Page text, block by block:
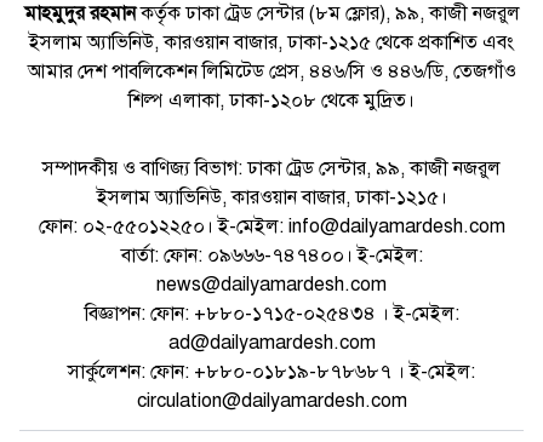
মাহমুদুর রহমানকর্তৃক ঢাকা ট্রেড সেন্টার (৮ম ফ্লোর), ৯৯, কাজী নজরুল
ইসলাম অ্যাভিনিউ, কারওয়ান বাজার, ঢাকা-১২১৫ থেকে প্রকাশিত এবং
আমার দেশ পাবলিকেশন লিমিটেড প্রেস, ৪৪৬/সি ও ৪৪৬/ডি, তেজগাঁও
শিল্প এলাকা, ঢাকা-১২০৮ থেকে মুদ্রিত।
সম্পাদকীয় ও বাণিজ্য বিভাগ: ঢাকা ট্রেড সেন্টার, ৯৯, কাজী নজরুল
ইসলাম অ্যাভিনিউ, কারওয়ান বাজার, ঢাকা-১২১৫।
ফোন: ০২-৫৫০১২২৫০। ই-মেইল: info@dailyamardesh.com
বার্তা: ফোন: ০৯৬৬৬-৭৪৭৪০০। ই-মেইল:
news@dailyamardesh.com
বিজ্ঞাপন: ফোন: +৮৮০-১৭১৫-০২৫৪৩৪ । ই-মেইল:
ad@dailyamardesh.com
সার্কুলেশন: ফোন: +৮৮০-০১৮১৯-৮৭৮৬৮৭ । ই-মেইল:
circulation@dailyamardesh.com